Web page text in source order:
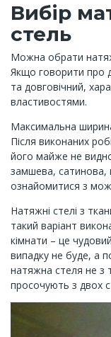
Вибір
стель
Можна обрати
Якщо говорити про
та довговічний,
властивостями.
Максимальна
Після виконаних
його майже не
замшева, сатинова,
ознайомитися з
Натяжні стелі з
такий варіант
кімнати – це
випадку не буде, а
натяжна стеля не з
просочують з двох